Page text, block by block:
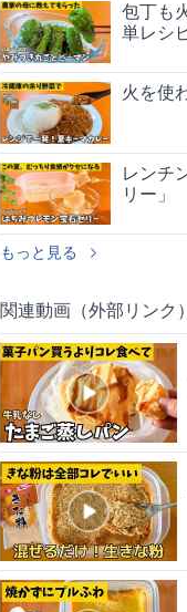
包丁も
単レシ
火を使
レンチ
リー」
もっと見る
関連動画（外部リンク）